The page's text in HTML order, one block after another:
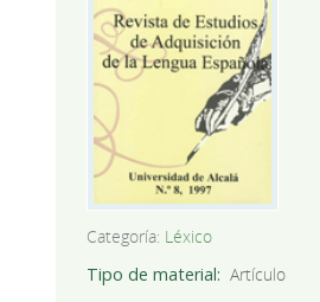
Categoría: Léxico
Tipo de material
Artículo